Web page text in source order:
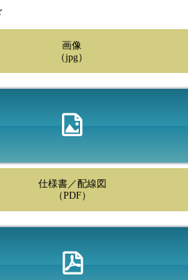
画像
（jpg）
仕様書／配線図
（PDF）